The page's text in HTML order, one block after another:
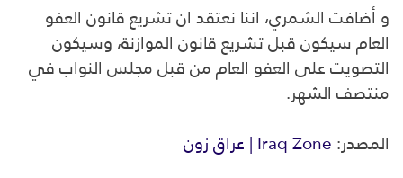
و أضافت الشمري، اننا نعتقد ان تشريع قانون العفو
العام سيكون قبل تشريع قانون الموازنة، وسيكون
التصويت على العفو العام من قبل مجلس النواب في
منتصف الشهر.
المصدر:Iraq Zone | عراق زون